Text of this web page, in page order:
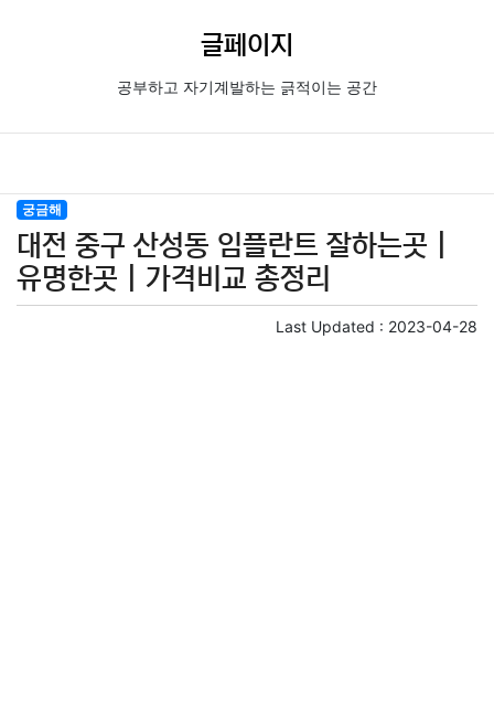
글페이지
공부하고 자기계발하는 긁적이는 공간
궁금해
대전 중구 산성동 임플란트 잘하는곳 |
유명한곳 | 가격비교 총정리
Last Updated : 2023-04-28